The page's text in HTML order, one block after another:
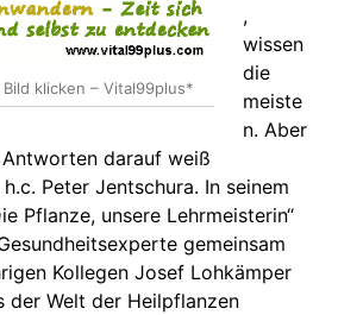
klicken – Vital99plus*
,
wissen
die
meiste
n. Aber
darauf weiß
Peter Jentschura. In seinem
Pflanze, unsere Lehrmeisterin“
gemeinsam
Kollegen Josef Lohkämper
der Welt der Heilpflanzen